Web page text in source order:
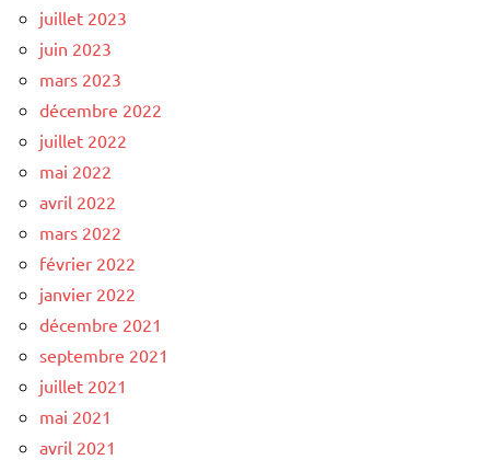
juillet 2023
juin 2023
mars 2023
décembre 2022
juillet 2022
mai 2022
avril 2022
mars 2022
février 2022
janvier 2022
décembre 2021
septembre 2021
juillet 2021
mai 2021
avril 2021